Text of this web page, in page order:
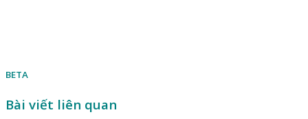
BETA
Bài viết liên quan